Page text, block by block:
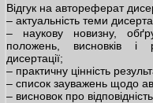
Відгук на автореферат
– актуальність теми
– наукову новизну,
положень, висновків і
дисертації;
– практичну цінність
– список зауважень щодо
– висновок про